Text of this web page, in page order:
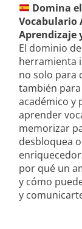
Domina
Vocabulario
Aprendizaje
El dominio
herramienta
no solo para
también
académico y
aprender
memorizar
desbloquea
por qué un
y cómo
y